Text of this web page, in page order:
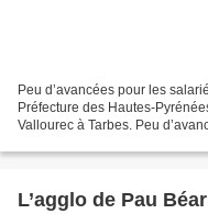
Peu d’avancées pour les
Préfecture des Hautes-
Vallourec à Tarbes. Peu
L’agglo de Pau